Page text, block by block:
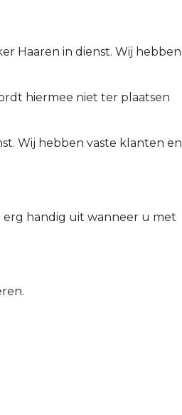
Haaren in dienst. Wij hebben
hiermee niet ter plaatsen
Wij hebben vaste klanten en
handig uit wanneer u met